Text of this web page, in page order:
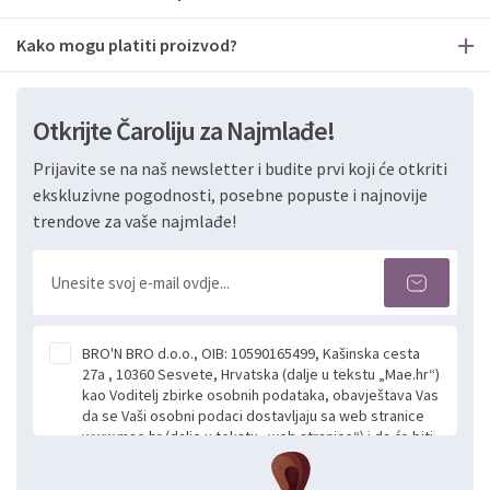
Kako mogu platiti proizvod?
Otkrijte Čaroliju za Najmlađe!
Prijavite se na naš newsletter i budite prvi koji će otkriti
ekskluzivne pogodnosti, posebne popuste i najnovije
trendove za vaše najmlađe!
BRO'N BRO d.o.o., OIB: 10590165499, Kašinska cesta
27a , 10360 Sesvete, Hrvatska (dalje u tekstu „Mae.hr“)
kao Voditelj zbirke osobnih podataka, obavještava Vas
da se Vaši osobni podaci dostavljaju sa web stranice
www.mae.hr (dalje u tekstu „web stranice“) i da će biti
obrađeni. Prihvaćanjem ove Izjave smatra se da
slobodno i izričito dajete privolu za prikupljanje i daljnju